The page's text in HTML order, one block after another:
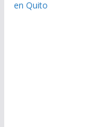
en Quito